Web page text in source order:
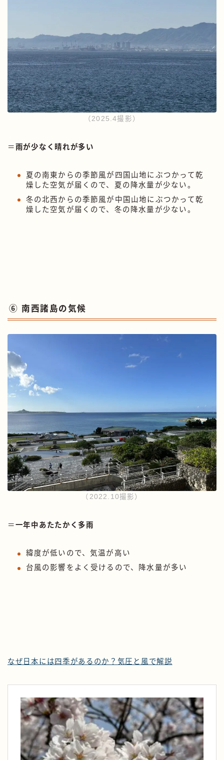
（2025.4撮影）
＝雨が少なく晴れが多い
夏の南東からの季節風が四国山地にぶつかって乾
燥した空気が届くので、夏の降水量が少ない。
冬の北西からの季節風が中国山地にぶつかって乾
燥した空気が届くので、冬の降水量が少ない。
⑥ 南西諸島の気候
（2022.10撮影）
＝一年中あたたかく多雨
緯度が低いので、気温が高い
台風の影響をよく受けるので、降水量が多い
なぜ日本には四季があるのか？気圧と風で解説